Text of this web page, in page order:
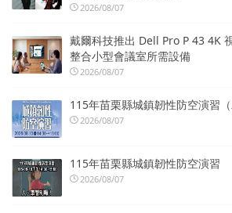
2026/08/07
戴爾科技推出 Dell Pro P 43 4K
整合小型會議室所需設備
2026/08/07
115年苗栗縣城鎮韌性防空演習（
2026/08/07
115年苗栗縣城鎮韌性防空演習
2026/08/07